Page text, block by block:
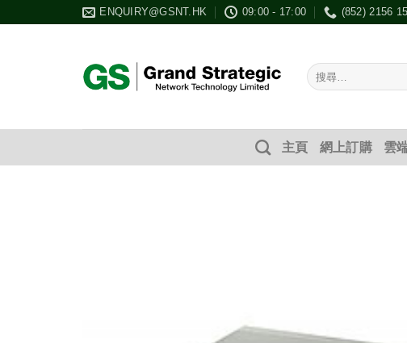
ENQUIRY@GSNT.HK 09:00 - 17:00 (852) 2156
搜
尋：
主頁 網上訂購 雲